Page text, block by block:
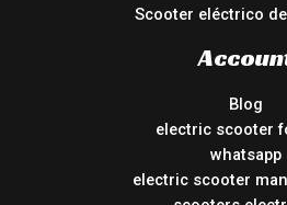
Scooter eléctrico
Blog
electric scooter
whatsapp
electric scooter